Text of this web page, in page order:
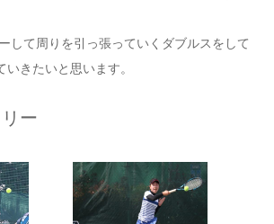
して周りを引っ張っていくダブルスをして
きたいと思います。
ー